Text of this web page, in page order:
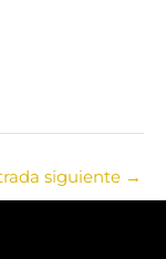
siguiente →